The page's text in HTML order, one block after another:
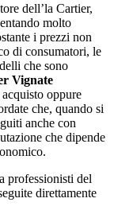
dell’la Cartier,
molto
i prezzi non
di consumatori, le
che sono
Vignate
oppure
che, quando si
anche con
che dipende
professionisti del
direttamente